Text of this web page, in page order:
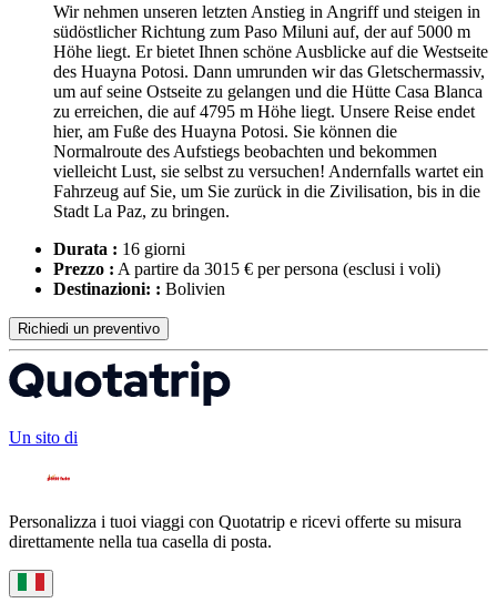
Wir nehmen unseren letzten Anstieg in Angriff und steigen in
südöstlicher Richtung zum Paso Miluni auf, der auf 5000 m
Höhe liegt. Er bietet Ihnen schöne Ausblicke auf die Westseite
des Huayna Potosi. Dann umrunden wir das Gletschermassiv,
um auf seine Ostseite zu gelangen und die Hütte Casa Blanca
zu erreichen, die auf 4795 m Höhe liegt. Unsere Reise endet
hier, am Fuße des Huayna Potosi. Sie können die
Normalroute des Aufstiegs beobachten und bekommen
vielleicht Lust, sie selbst zu versuchen! Andernfalls wartet ein
Fahrzeug auf Sie, um Sie zurück in die Zivilisation, bis in die
Stadt La Paz, zu bringen.
Durata : 16 giorni
Prezzo : A partire da 3015 € per persona (esclusi i voli)
Destinazioni: : Bolivien
Richiedi un preventivo
Un sito di
Personalizza i tuoi viaggi con Quotatrip e ricevi offerte su misura
direttamente nella tua casella di posta.